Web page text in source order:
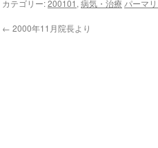
カテゴリー:200101 , 病気・治療 パーマ
← 2000年11月院長より